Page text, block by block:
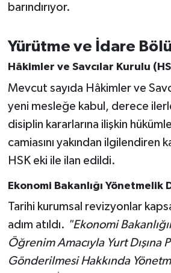
barındırıyor.
Yürütme ve İdare
Hâkimler ve Savcılar Kurulu
Mevcut sayıda Hâkimler ve
yeni mesleğe kabul, derece
disiplin kararlarına ilişkin
camiasını yakından ilgilendiren
HSK eki ile ilan edildi.
Ekonomi Bakanlığı Yönetmelik
Tarihi kurumsal revizyonlar
adım atıldı. "Ekonomi
Öğrenim Amacıyla Yurt Dışına
Gönderilmesi Hakkında
MANŞET
Manyas
OTOMOTİV
Resmi İlanlar
Savaştepe
SİYASET